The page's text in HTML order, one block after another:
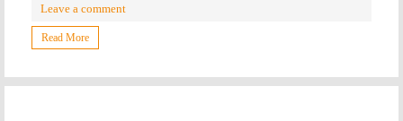
Leave a comment
Read More